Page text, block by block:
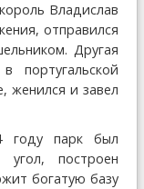
Владислав
отправился
Другая
португальской
женился и завел
году парк был
угол, построен
богатую базу